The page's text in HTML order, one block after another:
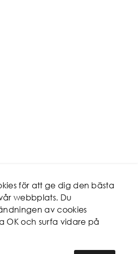
för att ge dig den bästa
webbplats. Du
av cookies
OK och surfa vidare på